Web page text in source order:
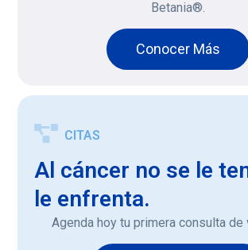
Betania®.
Conocer Más
CITAS
Al cáncer no se le
le enfrenta.
Agenda hoy tu primera consulta de